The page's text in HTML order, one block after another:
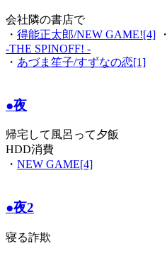
会社隣の書店で
・ 得能正太郎/NEW GAME![4] ・
-THE SPINOFF! -
・ あづま笙子/すずなの恋[1]
●夜
帰宅して風呂って夕飯
HDD消費
・ NEW GAME[4]
●夜2
寝る詐欺